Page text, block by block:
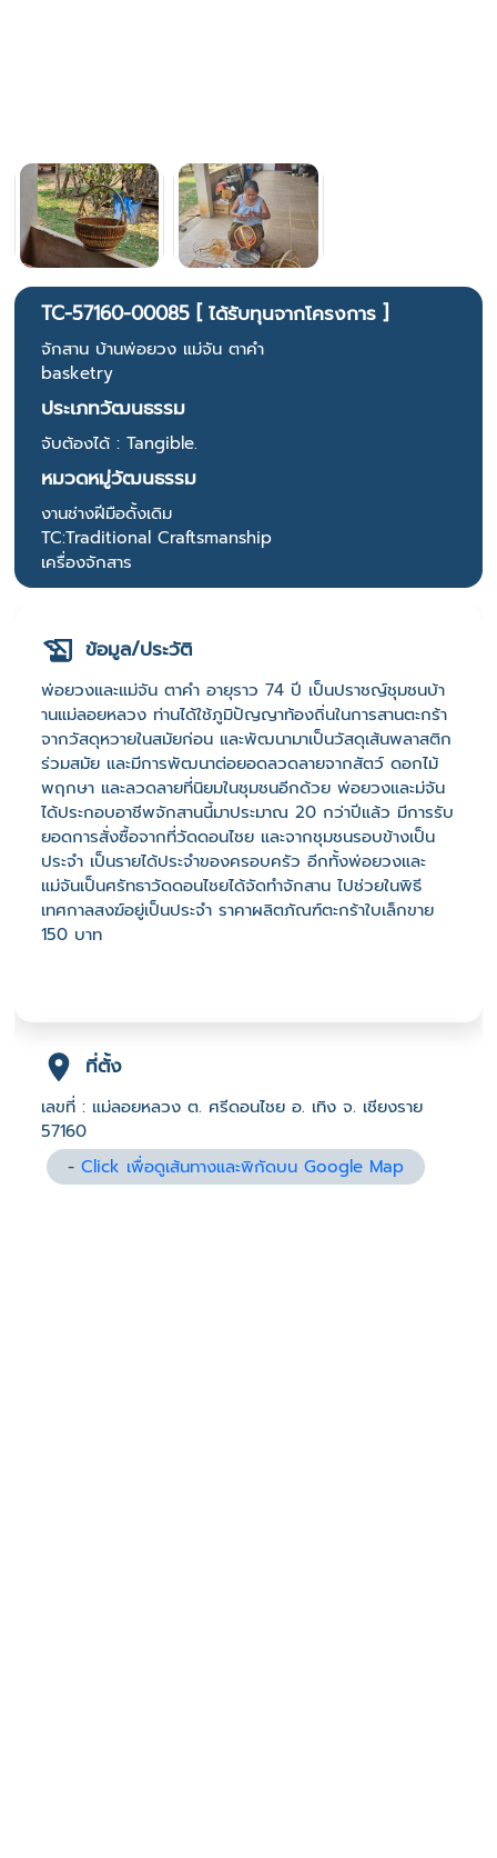
TC-57160-00085 [ ได้รับทุนจากโครงการ ]
จักสาน บ้านพ่อยวง แม่จัน ตาคำ
basketry
ประเภทวัฒนธรรม
จับต้องได้ : Tangible.
หมวดหมู่วัฒนธรรม
งานช่างฝีมือดั้งเดิม
TC:Traditional Craftsmanship
เครื่องจักสาร
ข้อมูล/ประวัติ
พ่อยวงและแม่จัน ตาคำ อายุราว 74 ปี เป็นปราชญ์ชุมชนบ้า
านแม่ลอยหลวง ท่านได้ใช้ภูมิปัญญาท้องถิ่นในการสานตะกร้า
จากวัสดุหวายในสมัยก่อน และพัฒนามาเป็นวัสดุเส้นพลาสติก
ร่วมสมัย และมีการพัฒนาต่อยอดลวดลายจากสัตว์ ดอกไม้
พฤกษา และลวดลายที่นิยมในชุมชนอีกด้วย พ่อยวงและม่จัน
ได้ประกอบอาชีพจักสานนี้มาประมาณ 20 กว่าปีแล้ว มีการรับ
ยอดการสั่งซื้อจากที่วัดดอนไชย และจากชุมชนรอบข้างเป็น
ประจำ เป็นรายได้ประจำของครอบครัว อีกทั้งพ่อยวงและ
แม่จันเป็นศรัทธาวัดดอนไชยได้จัดทำจักสาน ไปช่วยในพิธี
เทศกาลสงฆ์อยู่เป็นประจำ ราคาผลิตภัณฑ์ตะกร้าใบเล็กขาย
150 บาท
ที่ตั้ง
เลขที่ : แม่ลอยหลวง ต. ศรีดอนไชย อ. เทิง จ. เชียงราย
57160
-Click เพื่อดูเส้นทางและพิกัดบน Google Map